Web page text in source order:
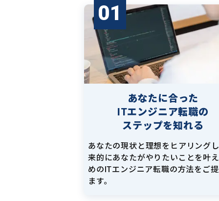
01
あなたに合った
ITエンジニア転職の
ステップを知れる
あなたの現状と理想をヒアリング
来的にあなたがやりたいことを叶
めのITエンジニア転職の方法をご
ます。